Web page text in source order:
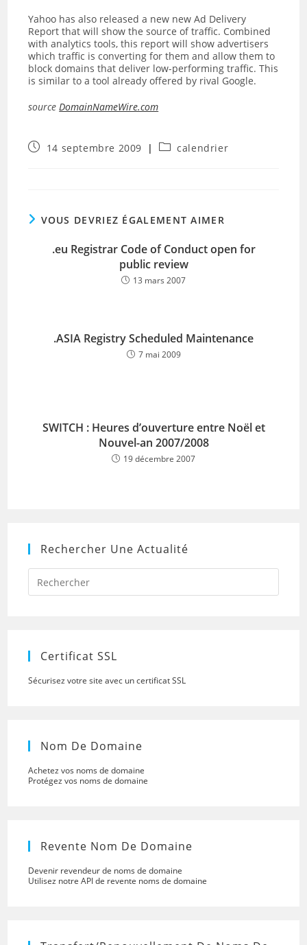
Yahoo has also released a new new Ad Delivery
Report that will show the source of traffic. Combined
with analytics tools, this report will show advertisers
which traffic is converting for them and allow them to
block domains that deliver low-performing traffic. This
is similar to a tool already offered by rival Google.
sourceDomainNameWire.com
Publication
14 septembre 2009
Postcalendrier
VOUS DEVRIEZ ÉGALEMENT AIMER
.eu Registrar Code of Conduct open for
public review
13 mars 2007
.ASIA Registry Scheduled Maintenance
7 mai 2009
SWITCH : Heures d’ouverture entre Noël et
Nouvel-an 2007/2008
19 décembre 2007
Rechercher Une Actualité
Press
to
Certificat SSL
Sécurisez votre site avec un certificat SSL
Nom De Domaine
Achetez vos noms de domaine
Protégez vos noms de domaine
Revente Nom De Domaine
Devenir revendeur de noms de domaine
Utilisez notre API de revente noms de domaine